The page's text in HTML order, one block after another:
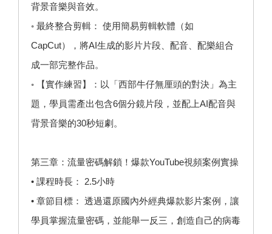
背景音樂與音效。
◦ 最終整合剪輯： 使用簡易剪輯軟體（如
CapCut），將AI生成的影片片段、配音、配樂組合
成一部完整作品。
◦ 【實作練習】：以「西部牛仔無厘頭的對決」為主
題，學員需產出包含6個分鏡片段，並配上AI配音與
背景音樂的30秒短劇。
第三章：流量密碼解鎖！爆款YouTube視頻案例實操
• 課程時長： 2.5小時
• 章節目標： 透過還原國內外經典爆款影片案例，讓
學員掌握流量密碼，並能舉一反三，創造自己的病毒